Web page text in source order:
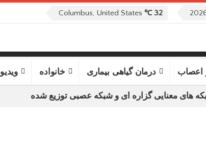
32 ℃
اعصاب درمان گیاهی بیماری خانواده ویدیو
های معنایی گزاره ای و شبکه عصبی توزیع شده